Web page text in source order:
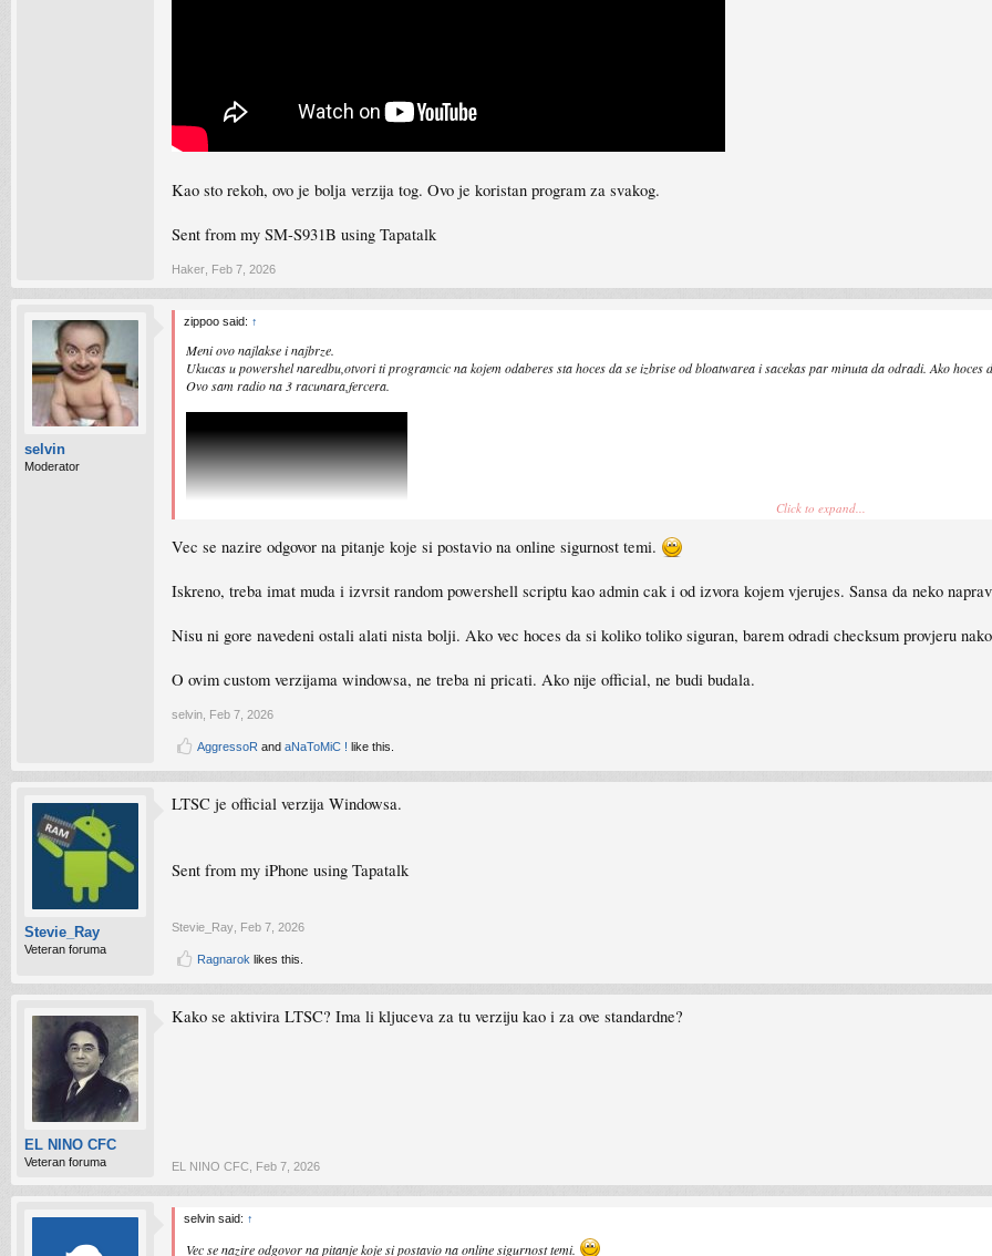
Kao sto rekoh, ovo je bolja verzija tog. Ovo je koristan program za svakog.
Sent from my SM-S931B using Tapatalk
Haker Feb 7, 2026
selvin
Moderator
zippoo said: ↑
Meni ovo najlakse i najbrze.
Ukucas u powershel naredbu,otvori ti programcic na kojem odaberes sta hoces da se izbrise od bloatwarea i sacekas par minuta da odradi. Ako hoces
Ovo sam radio na 3 racunara,fercera.
Click to expand...
Vec se nazire odgovor na pitanje koje si postavio na online sigurnost temi.
Iskreno, treba imat muda i izvrsit random powershell scriptu kao admin cak i od izvora kojem vjerujes. Sansa da neko
Nisu ni gore navedeni ostali alati nista bolji. Ako vec hoces da si koliko toliko siguran, barem odradi checksum provjeru
O ovim custom verzijama windowsa, ne treba ni pricati. Ako nije official, ne budi budala.
selvin Feb 7, 2026
AggressoR and aNaToMiC ! like this.
Stevie_Ray
Veteran foruma
LTSC je official verzija Windowsa.
Sent from my iPhone using Tapatalk
Stevie_Ray Feb 7, 2026
Ragnarok likes this.
EL NINO CFC
Veteran foruma
Kako se aktivira LTSC? Ima li kljuceva za tu verziju kao i za ove standardne?
EL NINO CFC Feb 7, 2026
selvin said: ↑
Vec se nazire odgovor na pitanje koje si postavio na online sigurnost temi.